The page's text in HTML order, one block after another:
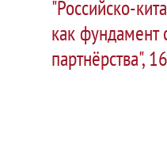
"Российско-
как фундамент
партнёрства",